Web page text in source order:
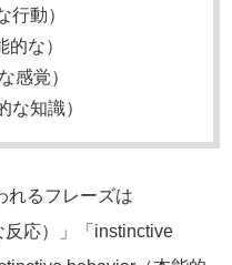
行動）
な）
感覚）
な知識）
れるフレーズは
反応）」「instinctive